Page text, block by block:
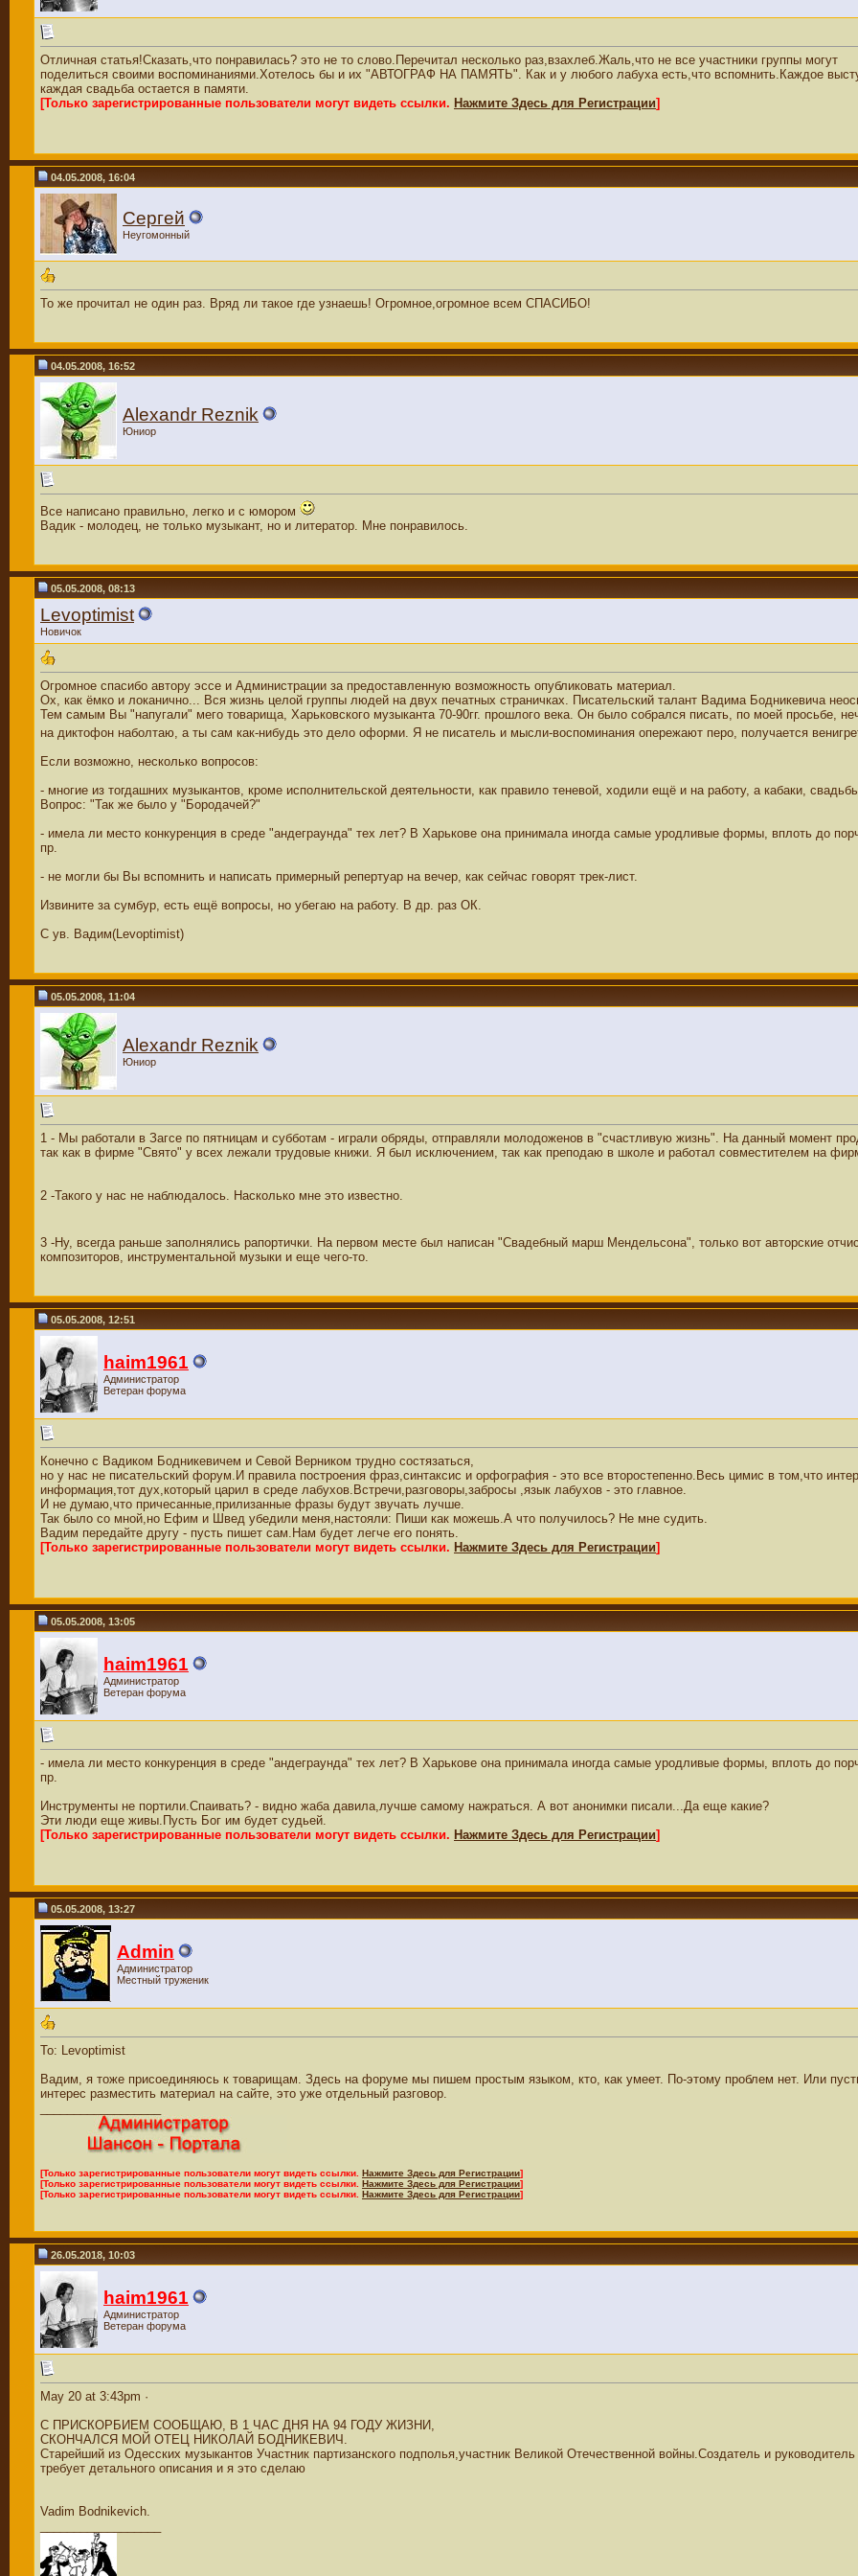
Отличная статья!Сказать,что понравилась? это не то слово.Перечитал несколько раз,взахлеб.Жаль,что не все участники группы могут
поделиться своими воспоминаниями.Хотелось бы и их "АВТОГРАФ НА ПАМЯТЬ". Как и у любого лабуха есть,что вспомнить.Каждое
каждая свадьба остается в памяти.
[Только зарегистрированные пользователи могут видеть ссылки. Нажмите Здесь для Регистрации]
04.05.2008, 16:04
Сергей
Неугомонный
То же прочитал не один раз. Вряд ли такое где узнаешь! Огромное,огромное всем СПАСИБО!
04.05.2008, 16:52
Alexandr Reznik
Юниор
Все написано правильно, легко и с юмором
Вадик - молодец, не только музыкант, но и литератор. Мне понравилось.
05.05.2008, 08:13
Levoptimist
Новичок
Огромное спасибо автору эссе и Администрации за предоставленную возможность опубликовать материал.
Ох, как ёмко и локанично... Вся жизнь целой группы людей на двух печатных страничках. Писательский талант Вадима Бодникевича
Тем самым Вы "напугали" мего товарища, Харьковского музыканта 70-90гг. прошлого века. Он было собрался писать, по моей просьбе,
на диктофон наболтаю, а ты сам как-нибудь это дело оформи. Я не писатель и мысли-воспоминания опережают перо, получается
Если возможно, несколько вопросов:
- многие из тогдашних музыкантов, кроме исполнительской деятельности, как правило теневой, ходили ещё и на работу, а кабаки,
Вопрос: "Так же было у "Бородачей?"
- имела ли место конкуренция в среде "андеграунда" тех лет? В Харькове она принимала иногда самые уродливые формы, вплоть до
пр.
- не могли бы Вы вспомнить и написать примерный репертуар на вечер, как сейчас говорят трек-лист.
Извините за сумбур, есть ещё вопросы, но убегаю на работу. В др. раз ОК.
С ув. Вадим(Levoptimist)
05.05.2008, 11:04
Alexandr Reznik
Юниор
1 - Мы работали в Загсе по пятницам и субботам - играли обряды, отправляли молодоженов в "счастливую жизнь". На данный момент
так как в фирме "Свято" у всех лежали трудовые книжи. Я был исключением, так как преподаю в школе и работал совместителем на
2 -Такого у нас не наблюдалось. Насколько мне это известно.
3 -Ну, всегда раньше заполнялись рапортички. На первом месте был написан "Свадебный марш Мендельсона", только вот авторские
композиторов, инструментальной музыки и еще чего-то.
05.05.2008, 12:51
haim1961
Администратор
Ветеран форума
Конечно с Вадиком Бодникевичем и Севой Верником трудно состязаться,
но у нас не писательский форум.И правила построения фраз,синтаксис и орфография - это все второстепенно.Весь цимис в том,что
информация,тот дух,который царил в среде лабухов.Встречи,разговоры,забросы ,язык лабухов - это главное.
И не думаю,что причесанные,прилизанные фразы будут звучать лучше.
Так было со мной,но Ефим и Швед убедили меня,настояли: Пиши как можешь.А что получилось? Не мне судить.
Вадим передайте другу - пусть пишет сам.Нам будет легче его понять.
[Только зарегистрированные пользователи могут видеть ссылки. Нажмите Здесь для Регистрации]
05.05.2008, 13:05
haim1961
Администратор
Ветеран форума
- имела ли место конкуренция в среде "андеграунда" тех лет? В Харькове она принимала иногда самые уродливые формы, вплоть до
пр.
Инструменты не портили.Спаивать? - видно жаба давила,лучше самому нажраться. А вот анонимки писали...Да еще какие?
Эти люди еще живы.Пусть Бог им будет судьей.
[Только зарегистрированные пользователи могут видеть ссылки. Нажмите Здесь для Регистрации]
05.05.2008, 13:27
Admin
Администратор
Местный труженик
To: Levoptimist
Вадим, я тоже присоединяюсь к товарищам. Здесь на форуме мы пишем простым языком, кто, как умеет. По-этому проблем нет. Или
интерес разместить материал на сайте, это уже отдельный разговор.
[Только зарегистрированные пользователи могут видеть ссылки. Нажмите Здесь для Регистрации]
[Только зарегистрированные пользователи могут видеть ссылки. Нажмите Здесь для Регистрации]
[Только зарегистрированные пользователи могут видеть ссылки. Нажмите Здесь для Регистрации]
26.05.2018, 10:03
haim1961
Администратор
Ветеран форума
May 20 at 3:43pm ·
С ПРИСКОРБИЕМ СООБЩАЮ, В 1 ЧАС ДНЯ НА 94 ГОДУ ЖИЗНИ,
СКОНЧАЛСЯ МОЙ ОТЕЦ НИКОЛАЙ БОДНИКЕВИЧ.
Старейший из Одесских музыкантов Участник партизанского подполья,участник Великой Отечественной войны.Создатель и
требует детального описания и я это сделаю
Vadim Bodnikevich.